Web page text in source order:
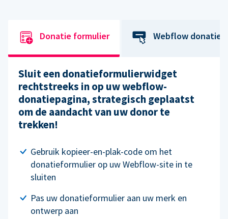
Donatie formulier Webflow
Sluit een donatieformulierwidget
rechtstreeks in op uw webflow-
donatiepagina, strategisch geplaatst
om de aandacht van uw donor te
trekken!
Gebruik kopieer-en-plak-code om het
donatieformulier op uw Webflow-site in te
sluiten
Pas uw donatieformulier aan uw merk en
ontwerp aan